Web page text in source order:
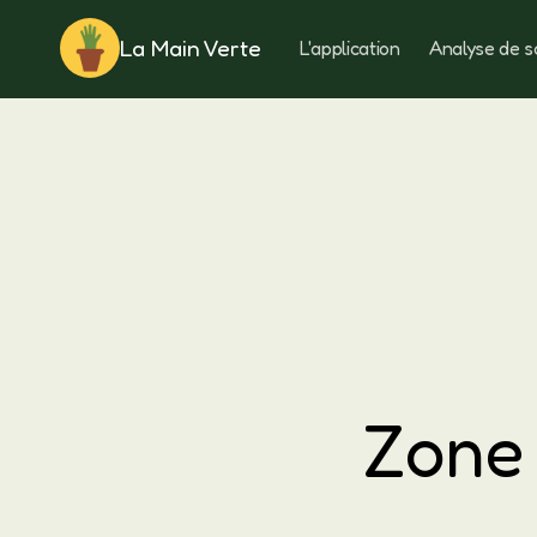
La Main Verte L'application Analyse de
Rotation